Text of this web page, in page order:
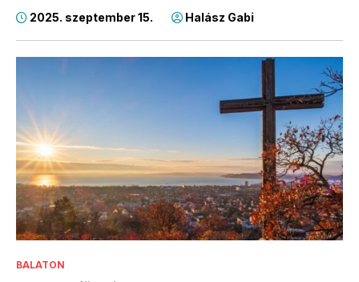
2025. szeptember 15. Halász Gabi
BALATON